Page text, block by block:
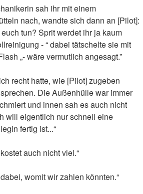
sah ihr mit einem
nach, wandte sich dann an [Pilot]:
tun? Sprit werdet ihr ja kaum
- “ dabei tätschelte sie mit
„- wäre vermutlich angesagt.”
recht hatte, wie [Pilot] zugeben
Die Außenhülle war immer
und innen sah es auch nicht
will eigentlich nur schnell eine
fertig ist...“
auch nicht viel.“
womit wir zahlen könnten.“